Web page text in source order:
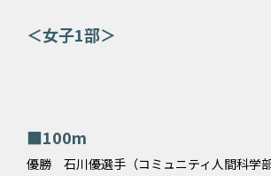
＜女子1部＞
■100m
優勝 石川優選手（コミュニティ人間科学